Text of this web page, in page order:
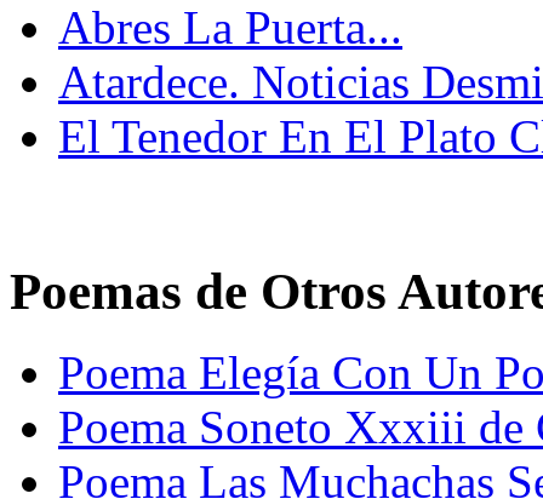
Abres La Puerta...
Atardece. Noticias
El Tenedor En El Plato
Poemas de Otros
Poema Elegía Con Un
Poema Soneto Xxxiii de
Poema Las Muchachas